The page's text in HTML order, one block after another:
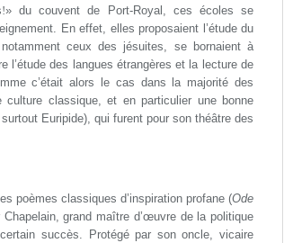
!» du couvent de Port-Royal, ces écoles se
En effet, elles proposaient l’étude du
ceux des jésuites, se bornaient à
l’étude des langues étrangères et la lecture de
c’était alors le cas dans la majorité des
classique, et en particulier une bonne
Euripide), qui furent pour son théâtre des
poèmes classiques d’inspiration profane (Ode
grand maître d’œuvre de la politique
succès. Protégé par son oncle, vicaire